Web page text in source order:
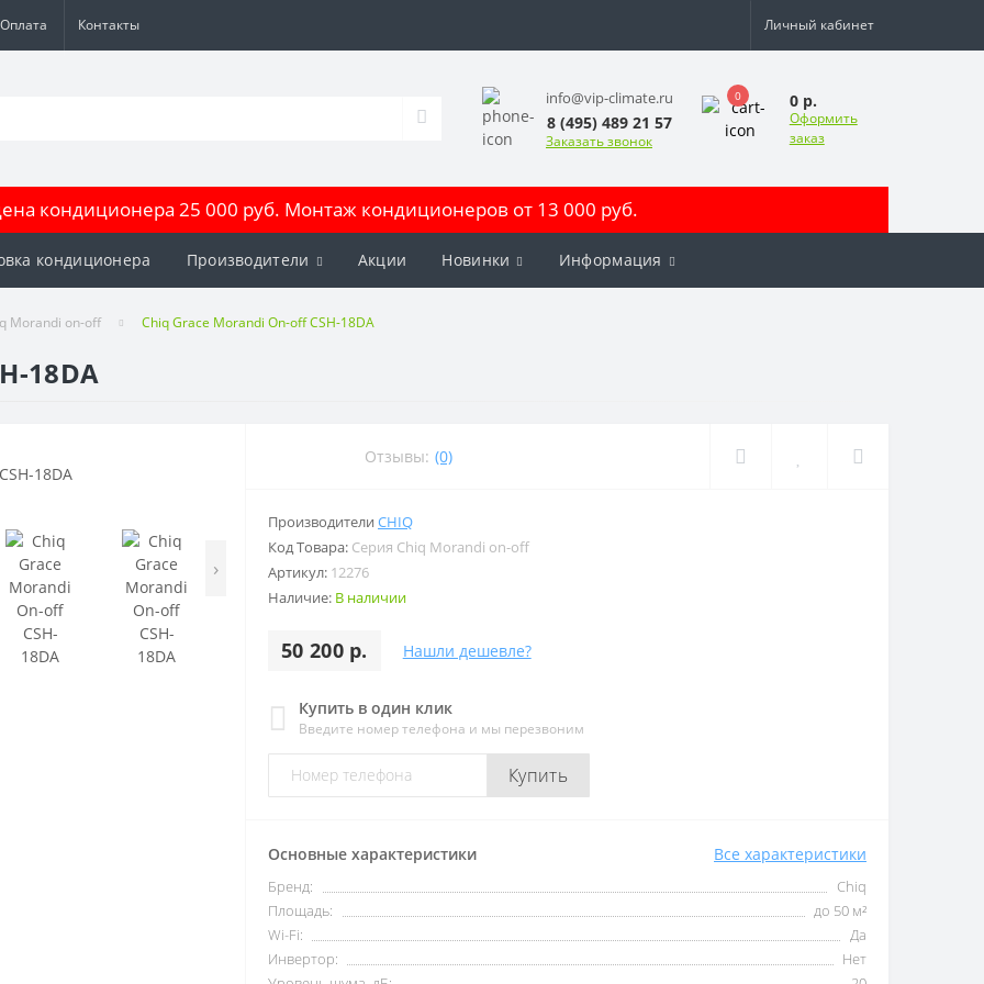
Оплата Контакты Личный кабинет
info@vip-climate.ru
8 (495) 489 21 57
Заказать звонок
0 0 р.
Оформить
заказ
кондиционера 25 000 руб. Монтаж кондиционеров от 13 000 руб.
кондиционера Производители Акции Новинки Информация
Morandi on-off Chiq Grace Morandi On-off CSH-18DA
18DA
›
Отзывы: (0)
Производители CHIQ
Код Товара: Серия Chiq Morandi on-off
Артикул: 12276
Наличие: В наличии
50 200 р. Нашли дешевле?
Купить в один клик
Введите номер телефона и мы перезвоним
Купить
Основные характеристики Все характеристики
Бренд:
Chiq
Площадь:
до 50 м²
Wi-Fi:
Да
Инвертор:
Нет